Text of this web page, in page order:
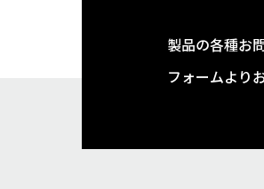
製品の各種お
フォームより